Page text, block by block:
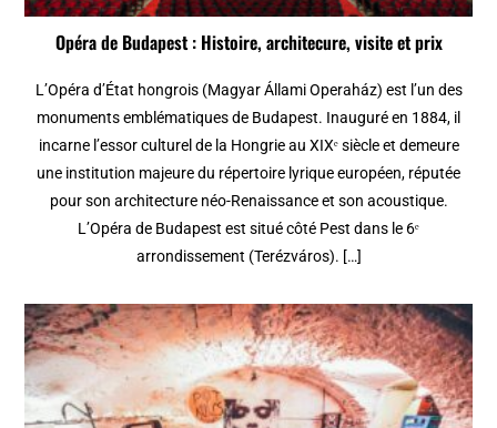
Opéra de Budapest : Histoire, architecure, visite et prix
L’Opéra d’État hongrois (Magyar Állami Operaház) est l’un des
monuments emblématiques de Budapest. Inauguré en 1884, il
incarne l’essor culturel de la Hongrie au XIXᵉ siècle et demeure
une institution majeure du répertoire lyrique européen, réputée
pour son architecture néo-Renaissance et son acoustique.
L’Opéra de Budapest est situé côté Pest dans le 6ᵉ
arrondissement (Terézváros). […]